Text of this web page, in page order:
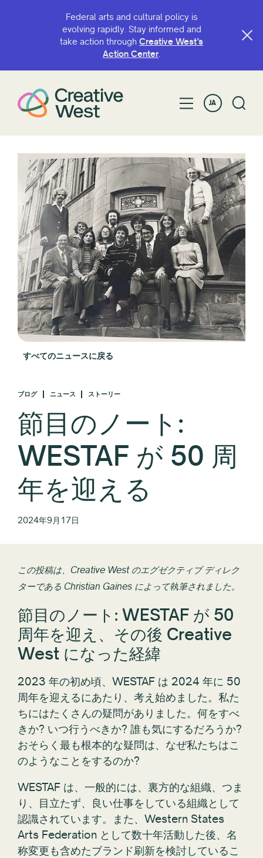
Federal arts and cultural policy is
evolving rapidly. Stay informed and
take action through Creative West’s
Action Center.
JA
すべてのニュースに戻る
ブログ ニュース ストーリー
節目のノート:
WESTAF が 50 周
年を迎える
2024年9月17日
この投稿は、Creative West のエグゼクティブ ディレク
ターである Christian Gaines によって執筆されました。
節目のノート: WESTAF が 50
周年を迎え、その後 Creative
West になった経緯
2023 年の初め頃、WESTAF は 2024 年に 50
周年を迎えるにあたり、考え始めました。私た
ちにはたくさんの疑問がありました。何をすべ
きか? いつ行うべきか? 誰も気にするだろうか?
おそらく最も根本的な疑問は、なぜ私たちはこ
のようなことをするのか?
WESTAF は、一般的には、裏方的な組織、つま
り、目立たず、良い仕事をしている組織として
認識されています。また、Western States
Arts Federation として数十年活動した後、名
称変更も含めたブランド刷新を検討しているこ